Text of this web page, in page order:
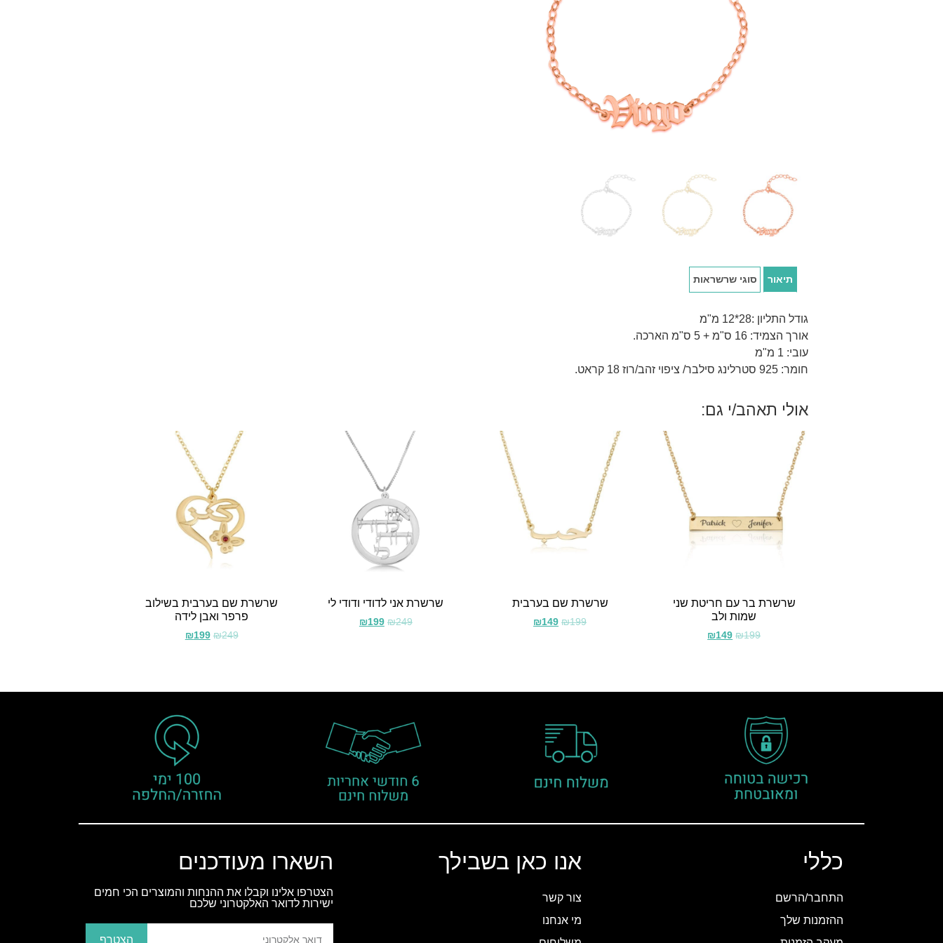
תיאור סוגי שרשראות
גודל התליון :28*12 מ"מ
אורך הצמיד: 16 ס"מ + 5 ס"מ הארכה.
עובי: 1 מ"מ
חומר: 925 סטרלינג סילבר/ ציפוי זהב/רוז 18 קראט.
אולי תאהב/י גם:
שרשרת בר עם חריטת שני
שמות ולב
₪199
₪149
שרשרת שם בערבית
₪199
₪149
שרשרת אני לדודי ודודי לי
₪249
₪199
שרשרת שם בערבית בשילוב
פרפר ואבן לידה
₪249
₪199
כללי
התחבר/הרשם
ההזמנות שלך
אנו כאן בשבילך
צור קשר
מי אנחנו
השארו מעודכנים
הצטרפו אלינו וקבלו את ההנחות והמוצרים הכי חמים
ישירות לדואר האלקטרוני שלכם
הצטרף